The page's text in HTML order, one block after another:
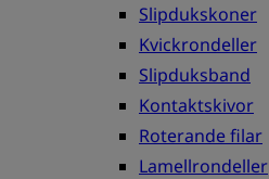
Slipdukskoner
Kvickrondeller
Slipduksband
Kontaktskivor
Roterande filar
Lamellrondeller